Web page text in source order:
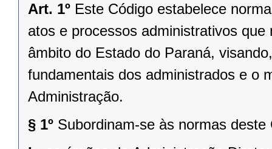
Art. 1º Este Código estabelece
atos e processos administrativos
âmbito do Estado do Paraná,
fundamentais dos administrados e o
Administração.
§ 1º Subordinam-se às normas deste